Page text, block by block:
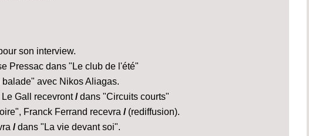
son interview.
Pressac dans "Le club de l'été"
avec Nikos Aliagas.
Gall recevront/dans "Circuits courts"
Franck Ferrand recevra / (rediffusion).
/dans "La vie devant soi".